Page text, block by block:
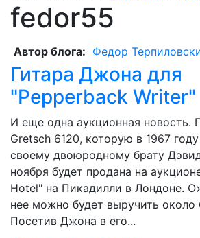
fedor55
Автор блога: Федор
Гитара Джона для
"Pepperback Writer"
И еще одна аукционная новость.
Gretsch 6120, которую в 1967
своему двоюродному брату
ноября будет продана на
Hotel" на Пикадилли в Лондоне.
нее можно будет выручить около
Посетив Джона в его...